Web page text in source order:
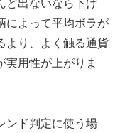
ど出ないなら下げ
によって平均ボラが
より、よく触る通貨
実用性が上がりま
ンド判定に使う場